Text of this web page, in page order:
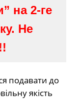
на 2-ге
Не
подавати до
якість